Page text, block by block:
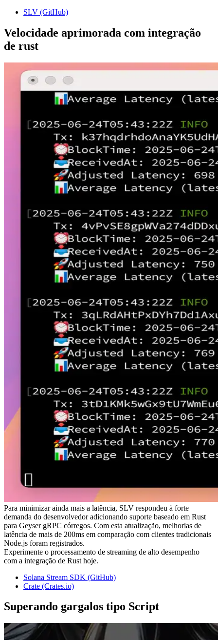
SLV (GitHub)
Velocidade aprimorada com integração
de rust
Para minimizar ainda mais a latência, SLV respondeu à forte
demanda do desenvolvedor adicionando suporte baseado em Rust
para Geyser gRPC córregos. Com esta atualização, melhorias de
latência de mais de 200ms em comparação com clientes tradicionais
Node.js foram registrados.
Experimente o processamento de streaming de alto desempenho
com a integração de Rust hoje.
Solana Stream SDK (GitHub)
Crate (Crates.io)
Superando gargalos tipo Script